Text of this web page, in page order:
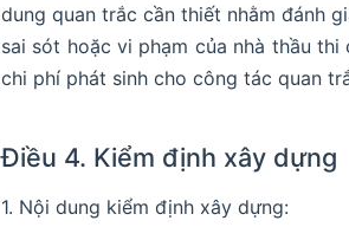
dung quan trắc cần thiết nhằm đánh
sai sót hoặc vi phạm của nhà thầu
chi phí phát sinh cho công tác quan
Điều 4. Kiểm định xây dựng
1. Nội dung kiểm định xây dựng: